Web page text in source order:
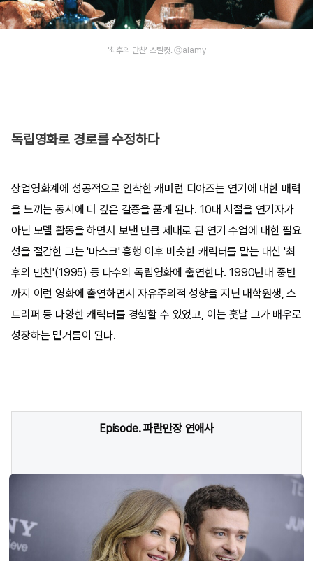
'최후의 만찬' 스틸컷. ⓒalamy
독립영화로 경로를 수정하다
상업영화계에 성공적으로 안착한 캐머런 디아즈는 연기에 대한 매력
을 느끼는 동시에 더 깊은 갈증을 품게 된다. 10대 시절을 연기자가
아닌 모델 활동을 하면서 보낸 만큼 제대로 된 연기 수업에 대한 필요
성을 절감한 그는 '마스크' 흥행 이후 비슷한 캐릭터를 맡는 대신 '최
후의 만찬'(1995) 등 다수의 독립영화에 출연한다. 1990년대 중반
까지 이런 영화에 출연하면서 자유주의적 성향을 지닌 대학원생, 스
트리퍼 등 다양한 캐릭터를 경험할 수 있었고, 이는 훗날 그가 배우로
성장하는 밑거름이 된다.
Episode. 파란만장 연애사